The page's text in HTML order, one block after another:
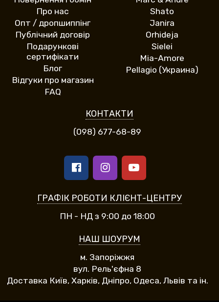
Про нас
Опт / дропшиппінг
Публічний договір
Подарункові
сертифікати
Блог
Відгуки про магазин
FAQ
Shato
Janira
Orhideja
Sielei
Mia-Amore
Pellagio (Украина)
КОНТАКТИ
(098) 677-68-89
ГРАФІК РОБОТИ КЛІЄНТ-ЦЕНТРУ
ПН - НД з 9:00 до 18:00
НАШ ШОУРУМ
м. Запоріжжя
вул. Рель'єфна 8
Доставка Київ, Харків, Дніпро, Одеса, Львів та ін.